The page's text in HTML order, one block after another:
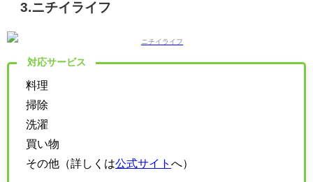
3.ニチイライフ
対応サービス
料理
掃除
洗濯
買い物
その他（詳しくは公式サイト へ）